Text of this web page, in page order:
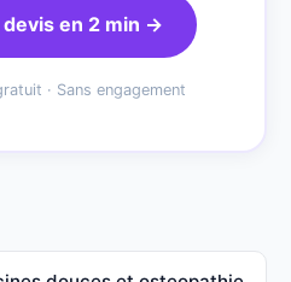
en 2 min →
· Sans engagement